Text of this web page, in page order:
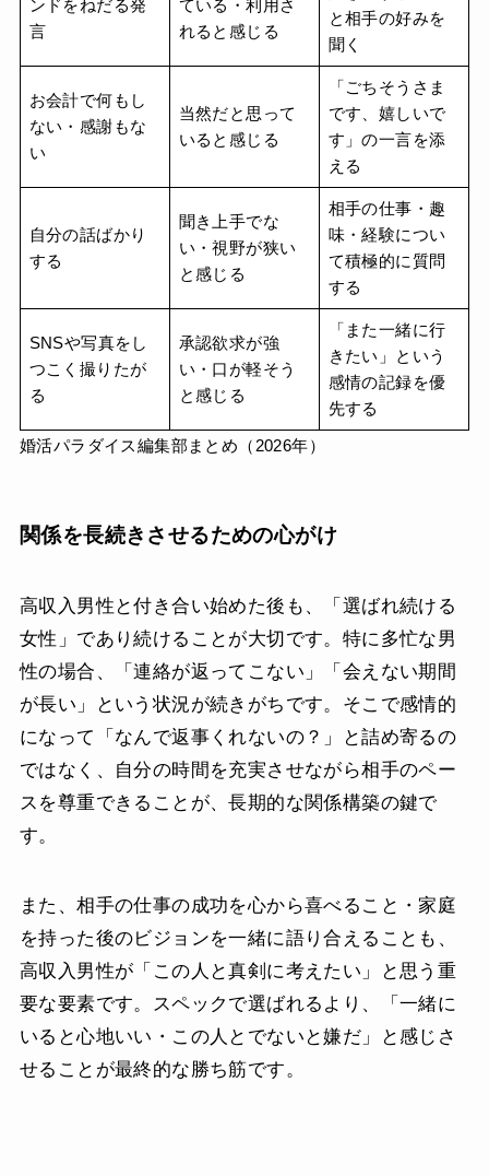
ンドをねだる発
言
ている・利用さ
れると感じる
と相手の好みを
聞く
お会計で何もし
ない・感謝もな
い
当然だと思って
いると感じる
「ごちそうさま
です、嬉しいで
す」の一言を添
える
自分の話ばかり
する
聞き上手でな
い・視野が狭い
と感じる
相手の仕事・趣
味・経験につい
て積極的に質問
する
SNSや写真をし
つこく撮りたが
る
承認欲求が強
い・口が軽そう
と感じる
「また一緒に行
きたい」という
感情の記録を優
先する
婚活パラダイス編集部まとめ（2026年）
関係を長続きさせるための心がけ
高収入男性と付き合い始めた後も、「選ばれ続ける
女性」であり続けることが大切です。特に多忙な男
性の場合、「連絡が返ってこない」「会えない期間
が長い」という状況が続きがちです。そこで感情的
になって「なんで返事くれないの？」と詰め寄るの
ではなく、自分の時間を充実させながら相手のペー
スを尊重できることが、長期的な関係構築の鍵で
す。
また、相手の仕事の成功を心から喜べること・家庭
を持った後のビジョンを一緒に語り合えることも、
高収入男性が「この人と真剣に考えたい」と思う重
要な要素です。スペックで選ばれるより、「一緒に
いると心地いい・この人とでないと嫌だ」と感じさ
せることが最終的な勝ち筋です。